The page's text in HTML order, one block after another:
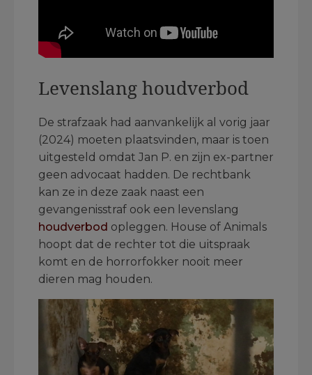
Levenslang houdverbod
De strafzaak had aanvankelijk al vorig jaar
(2024) moeten plaatsvinden, maar is toen
uitgesteld omdat Jan P. en zijn ex-partner
geen advocaat hadden. De rechtbank
kan ze in deze zaak naast een
gevangenisstraf ook een levenslang
houdverbod opleggen. House of Animals
hoopt dat de rechter tot die uitspraak
komt en de horrorfokker nooit meer
dieren mag houden.